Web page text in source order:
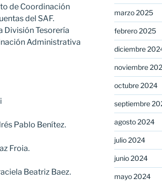
de Coordinación
del SAF.
División Tesorería
Administrativa
Pablo Benítez.
Froia.
Beatriz Baez.
marzo 2025
febrero 2025
diciembre
noviembre
octubre 2024
septiembre
agosto 2024
julio 2024
junio 2024
mayo 2024